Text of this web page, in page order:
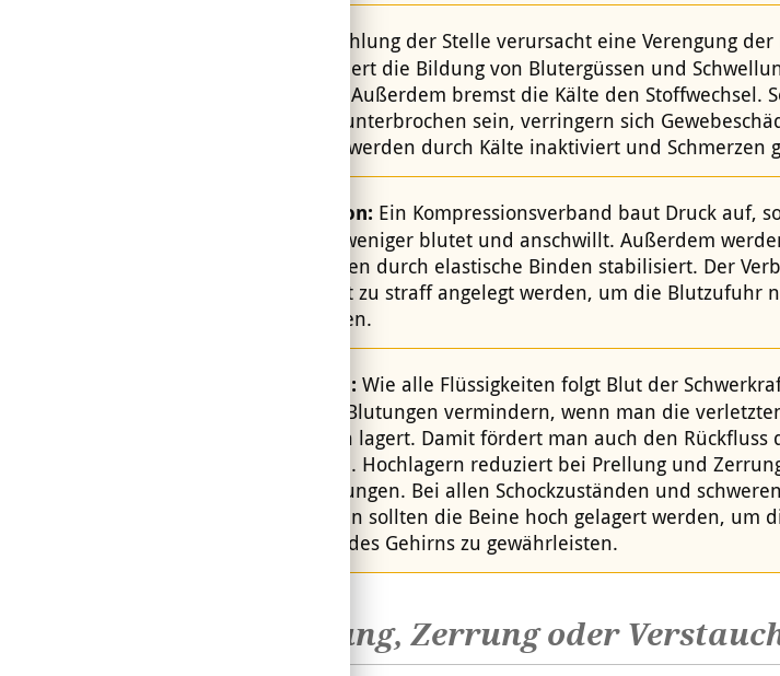
Eine Kühlung der Stelle verursacht eine Verengung
Das verhindert die Bildung von Blutergüssen und
Prellungen. Außerdem bremst die Kälte den Stoffwechsel.
Blutzufuhr unterbrochen sein, verringern sich
die Nerven werden durch Kälte inaktiviert und Schmerzen
Compression: Ein Kompressionsverband baut Druck auf,
Verletzung weniger blutet und anschwillt. Außerdem
bei Zerrungen durch elastische Binden stabilisiert. Der
jedoch nicht zu straff angelegt werden, um die Blutzufuhr
unterbrechen.
Hochlagern: Wie alle Flüssigkeiten folgt Blut der
lassen sich Blutungen vermindern, wenn man die
dem Herzen lagert. Damit fördert man auch den Rückfluss
zum Herzen. Hochlagern reduziert bei Prellung und
die Schwellungen. Bei allen Schockzuständen und schweren
Blutverlusten sollten die Beine hoch gelagert werden, um
Versorgung des Gehirns zu gewährleisten.
Prellung, Zerrung oder